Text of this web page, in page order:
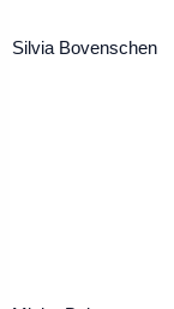
Silvia Bovenschen